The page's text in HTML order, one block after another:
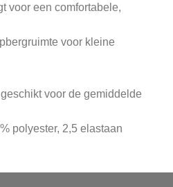
voor een comfortabele,
voor kleine
voor de gemiddelde
polyester, 2,5 elastaan